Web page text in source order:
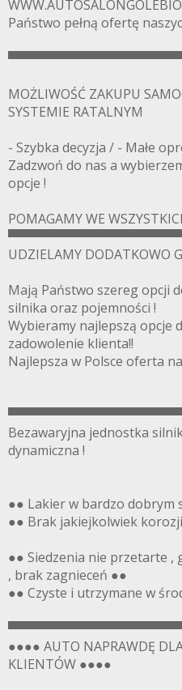
Państwo pełną ofertę
MOŻLIWOŚĆ ZAKUPU
SYSTEMIE RATALNYM
- Szybka decyzja / - Małe
Zadzwoń do nas a
opcje !
POMAGAMY WE
UDZIELAMY DODATKOWO
Mają Państwo szereg opcji
silnika oraz pojemności !
Wybieramy najlepszą opcje
zadowolenie klienta!!
Najlepsza w Polsce oferta
Bezawaryjna jednostka
dynamiczna !
●● Lakier w bardzo dobrym
●● Brak jakiejkolwiek
●● Siedzenia nie przetarte ,
, brak zagnieceń ●●
●● Czyste i utrzymane w
●●●● AUTO NAPRAWDĘ
KLIENTÓW ●●●●